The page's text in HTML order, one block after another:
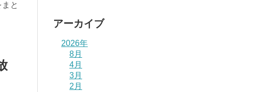
と
アーカイブ
2026年
8月
4月
3月
2月